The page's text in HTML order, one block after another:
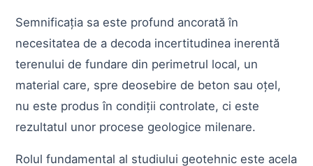
Semnificația sa este profund ancorată în
necesitatea de a decoda incertitudinea inerentă
terenului de fundare din perimetrul local, un
material care, spre deosebire de beton sau oțel,
nu este produs în condiții controlate, ci este
rezultatul unor procese geologice milenare.
Rolul fundamental al studiului geotehnic este acela